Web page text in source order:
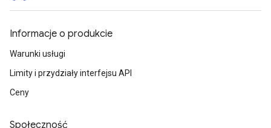
Informacje o produkcie
Warunki usługi
Limity i przydziały interfejsu API
Ceny
Społeczność